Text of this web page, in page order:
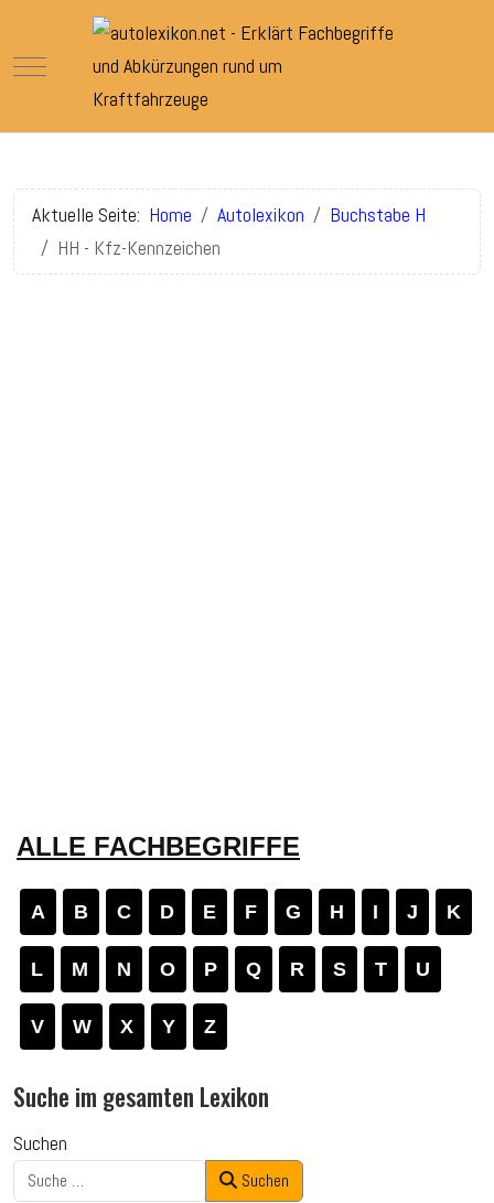
Mobile Menu Toggle
Aktuelle Seite: Home Autolexikon
Buchstabe H
HH - Kfz-Kennzeichen
ALLE FACHBEGRIFFE
A B C D E F G H I J K
L M N O P Q R S T U
V W X Y Z
Suche im gesamten Lexikon
Suchen
Suchen